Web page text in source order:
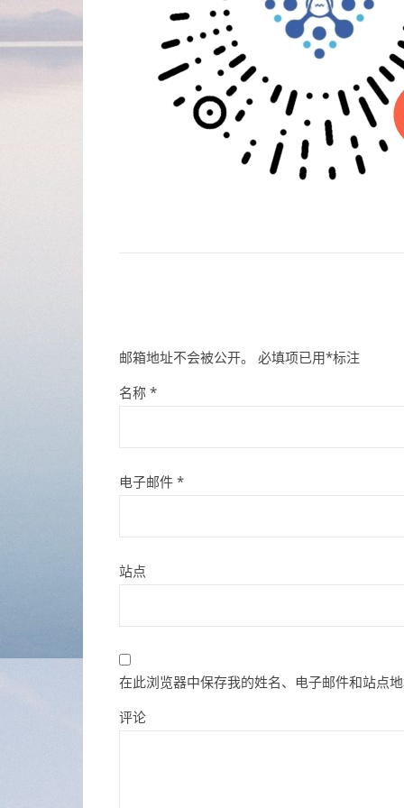
邮箱地址不会被公开。 必填项已用*标注
名称 *
电子邮件 *
站点
在此浏览器中保存我的姓名、电子邮件和站点
评论